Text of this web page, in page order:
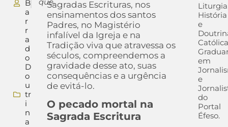
B
a
r
r
a
d
o
D
o
u
tr
i
n
a
Sagradas Escrituras, nos
ensinamentos dos santos
Padres, no Magistério
infalível da Igreja e na
Tradição viva que atravessa os
séculos, compreendemos a
gravidade desse ato, suas
consequências e a urgência
de evitá-lo.
O pecado mortal na
Sagrada Escritura
História
e
em
e
do
Portal
Éfeso.